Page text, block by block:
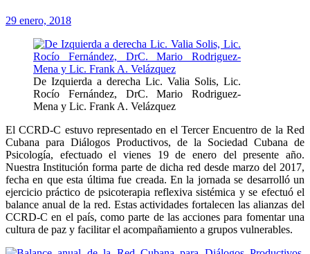
29 enero, 2018
De Izquierda a derecha Lic. Valia Solis, Lic.
Rocío Fernández, DrC. Mario Rodriguez-
Mena y Lic. Frank A. Velázquez
El CCRD-C estuvo representado en el Tercer Encuentro de la Red
Cubana para Diálogos Productivos, de la Sociedad Cubana de
Psicología, efectuado el vienes 19 de enero del presente año.
Nuestra Institución forma parte de dicha red desde marzo del 2017,
fecha en que esta última fue creada. En la jornada se desarrolló un
ejercicio práctico de psicoterapia reflexiva sistémica y se efectuó el
balance anual de la red. Estas actividades fortalecen las alianzas del
CCRD-C en el país, como parte de las acciones para fomentar una
cultura de paz y facilitar el acompañamiento a grupos vulnerables.